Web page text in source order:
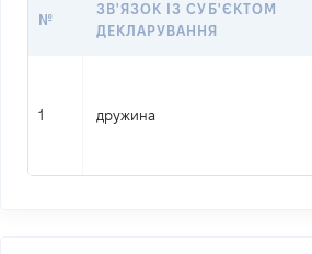
№
ЗВ'ЯЗОК ІЗ СУБ'ЄКТОМ
ДЕКЛАРУВАННЯ
1 дружина